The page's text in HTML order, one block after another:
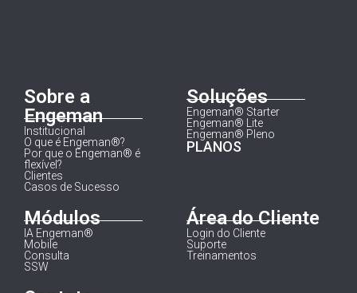
Sobre a
Engeman
Institucional
O que é Engeman®?
Por que o Engeman® é
flexível?
Clientes
Casos de Sucesso
Soluções
Engeman® Starter
Engeman® Lite
Engeman® Pleno
PLANOS
Módulos
IA Engeman®
Mobile
Consulta
SSW
Área do Cliente
Login do Cliente
Suporte
Treinamentos